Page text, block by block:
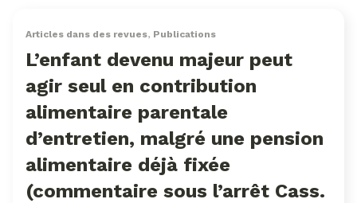
Articles dans des revues, Publications
L’enfant devenu majeur peut
agir seul en contribution
alimentaire parentale
d’entretien, malgré une pension
alimentaire déjà fixée
(commentaire sous l’arrêt Cass.